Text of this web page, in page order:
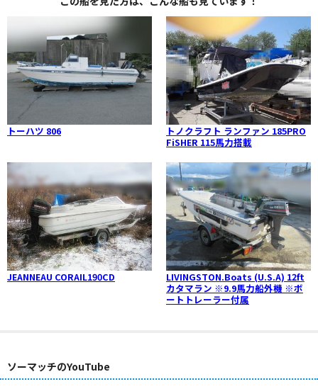
トーハツ 806
トノクラフト ランファン 185PRO
FiSHER 115馬力搭載
JEANNEAU CORAIL190CD
LIVINGSTON.Boats (U.S.A) 12ft
カタマラン ※9.9馬力船外機 ※ボ
ートトレーラー付属
ソーマッチのYouTube